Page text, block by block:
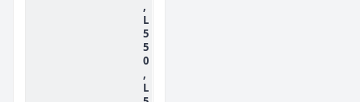
,
L
5
5
0
,
L